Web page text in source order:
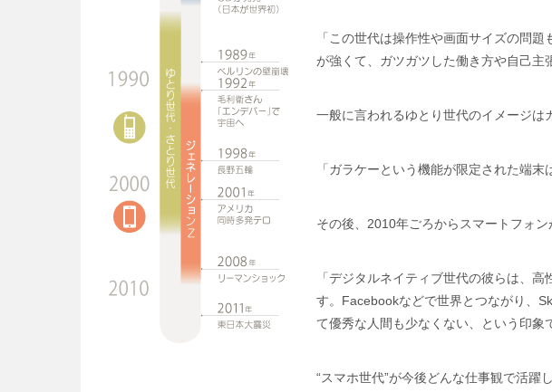
「この世代は操作性や画面サイズの問
が強くて、ガツガツした働き方や自己主
一般に言われるゆとり世代のイメージは
「ガラケーという機能が限定された端
その後、2010年ごろからスマートフォ
「デジタルネイティブ世代の彼らは、
す。Facebookなどで世界とつながり、
て優秀な人間も少なくない、という印象
“スマホ世代”が今後どんな仕事観で活躍